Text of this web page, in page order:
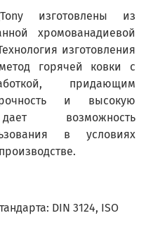
изготовлены из
хромованадиевой
изготовления
горячей ковки с
придающим
и высокую
возможность
в условиях
DIN 3124, ISO